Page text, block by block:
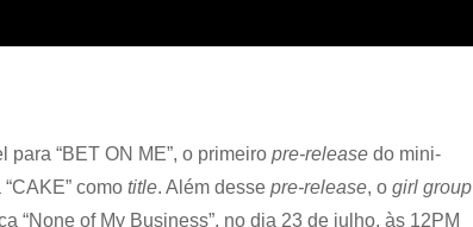
para “BET ON ME”, o primeiro pre-release do mini-
como title. Além desse pre-release, o girl group
“None of My Business”, no dia 23 de julho, às 12PM